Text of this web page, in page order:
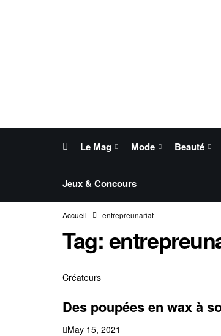
Le Mag Mode Beauté
Jeux & Concours
Accueil entrepreunariat
Tag:
Créateurs
Des poupées en wax à
May 15, 2021